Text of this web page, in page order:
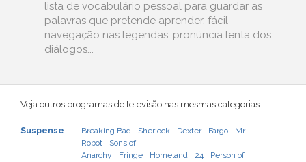
lista de vocabulário pessoal para guardar as
palavras que pretende aprender, fácil
navegação nas legendas, pronúncia lenta dos
diálogos...
Veja outros programas de televisão nas mesmas categorias:
Suspense Breaking Bad Sherlock Dexter Fargo
Mr.
Robot
Sons of
Anarchy
Fringe Homeland 24
Person of